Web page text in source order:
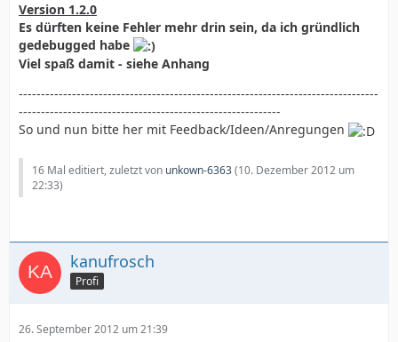
Version 1.2.0
Es dürften keine Fehler mehr drin sein, da ich gründlich
gedebugged habe
Viel spaß damit - siehe Anhang
---------------------------------------------------------------------------------
-----------------------------------------------------------
So und nun bitte her mit Feedback/Ideen/Anregungen
16 Mal editiert, zuletzt von unkown-6363(10. Dezember 2012 um
22:33)
kanufrosch
Profi
26. September 2012 um 21:39